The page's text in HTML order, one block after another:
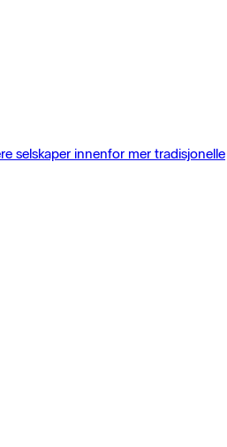
selskaper innenfor mer tradisjonelle